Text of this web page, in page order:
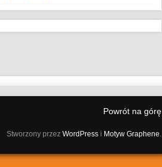
Powrót na górę
Stworzony przez WordPress i Motyw Graphene